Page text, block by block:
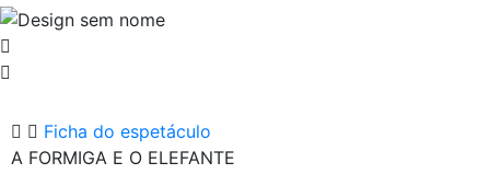
Ficha do espetáculo
A FORMIGA E O ELEFANTE